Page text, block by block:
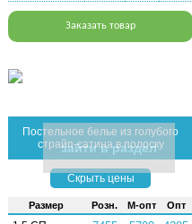
Заказать товар
Постельное белье из голубого
страйп-сатина в полоску
зайти в раздел
Скрыть цены
Раз­мер Розн. М-опт Опт